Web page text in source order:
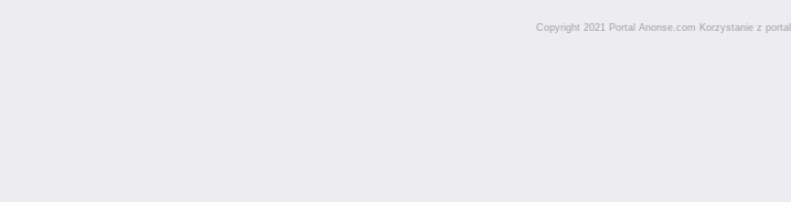
Copyright 2021 Portal Anonse.com Korzystanie z